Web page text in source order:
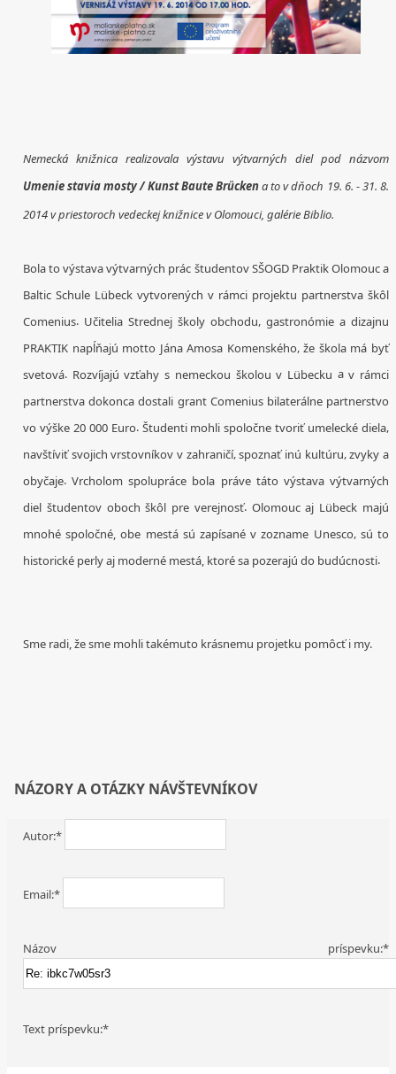
Nemecká knižnica realizovala výstavu výtvarných diel pod názvom
Umeniestaviamosty/KunstBauteBrückena to v dňoch 19. 6. -31. 8.
2014 v priestoroch vedeckej knižnice v Olomouci, galérie Biblio.
Bola to výstavavýtvarných prác študentovSŠOGD PraktikOlomouca
Baltic Schule Lübeck vytvorených v rámci projektu partnerstva škôl
Comenius. Učitelia Strednej školy obchodu, gastronómie a dizajnu
PRAKTIK napĺňajú motto Jána Amosa Komenského,že škola má byť
svetová. Rozvíjajú vzťahy s nemeckou školou v Lübecku av rámci
partnerstva dokonca dostali grant Comenius bilaterálne partnerstvo
vo výške 20 000 Euro. Študenti mohli spoločne tvoriť umelecké diela,
navštíviť svojich vrstovníkov v zahraničí,spoznať inú kultúru,zvyky a
obyčaje.Vrcholom spolupráce bola práve táto výstava výtvarných
diel študentov oboch škôl pre verejnosť. Olomouc aj Lübeck majú
mnohé spoločné, obe mestá sú zapísané v zozname Unesco, sú to
historické perlyaj moderné mestá, ktorésa pozerajú do budúcnosti.
Sme radi, že sme mohli takémuto krásnemu projetku pomôcť i my.
NÁZORY A OTÁZKY NÁVŠTEVNÍKOV
Autor:*
Email:*
Názov príspevku:*
Text príspevku:*